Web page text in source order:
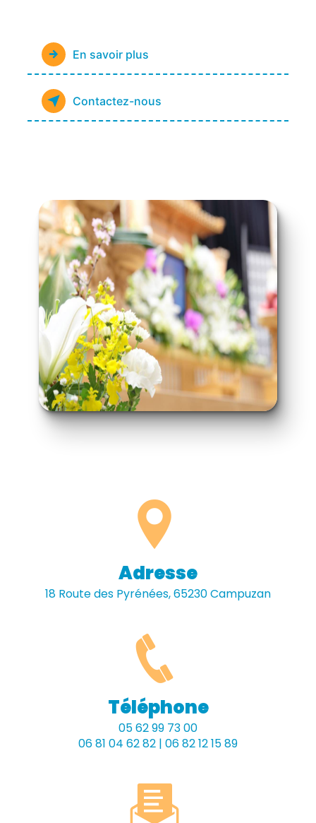
En savoir plus
Contactez-nous
Adresse
18 Route des Pyrénées, 65230 Campuzan
Téléphone
05 62 99 73 00
06 81 04 62 82 | 06 82 12 15 89